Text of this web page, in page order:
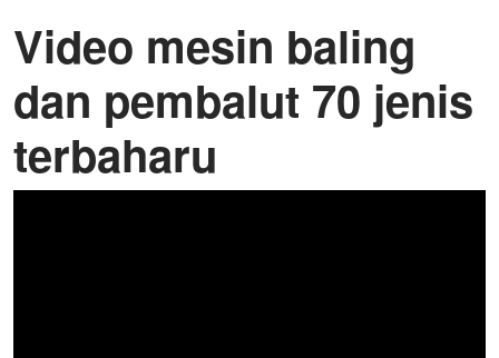
Video mesin baling
dan pembalut 70 jenis
terbaharu